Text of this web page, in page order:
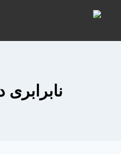
نابرابری